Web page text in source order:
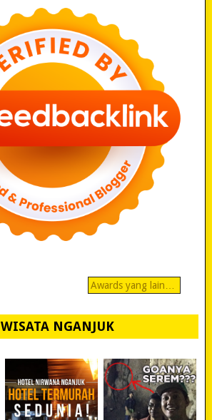
Awards yang lain…
WISATA NGANJUK